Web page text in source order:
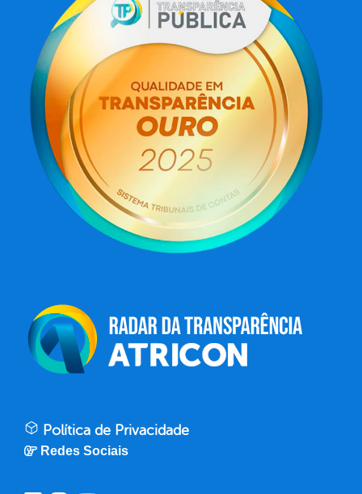
Política de Privacidade
Redes Sociais